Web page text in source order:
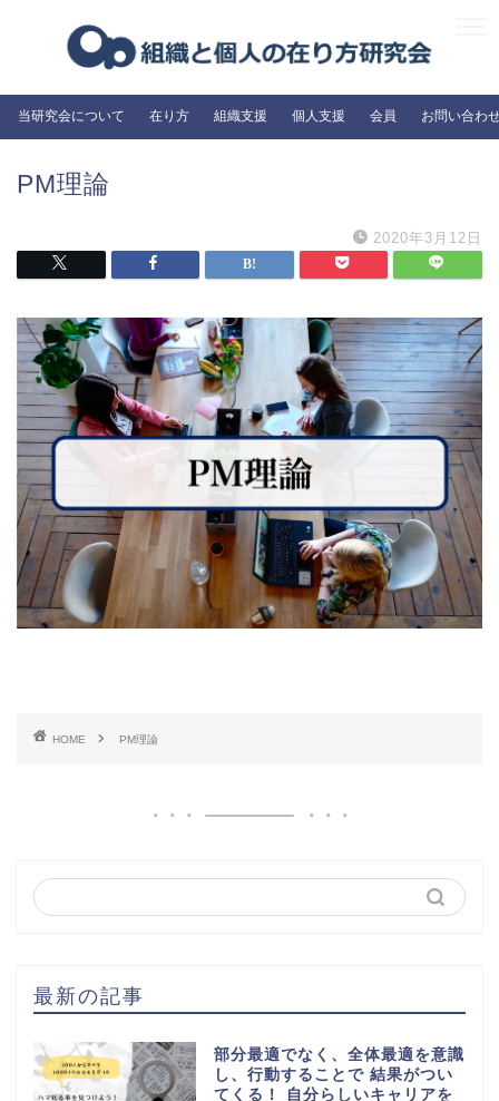
当研究会について 在り方 組織支援 個人支援 会員 お問い合わ
PM理論
2020年3月12日
HOME PM理論
最新の記事
部分最適でなく、全体最適を意識
し、行動することで 結果がつい
てくる！ 自分らしいキャリアを